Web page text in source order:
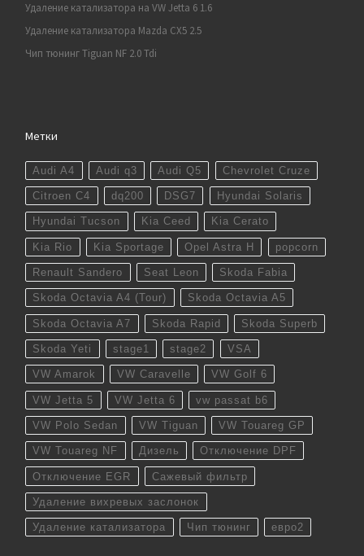
Удаление катализатора на VW Jetta 6 1.6
Удаление катализатора Mazda CX5 2.5
Чип тюнинг Tiguan NF 2.0 Tdi
Метки
Audi A4 Audi q3 Audi Q5 Chevrolet Cruze
Citroen C4 dq200 DSG7 Hyundai Solaris
Hyundai Tucson Kia Ceed Kia Cerato
Kia Rio Kia Sportage Opel Astra H popcorn
Renault Sandero Seat Leon Skoda Fabia
Skoda Octavia A4 (Tour) Skoda Octavia A5
Skoda Octavia A7 Skoda Rapid Skoda Superb
Skoda Yeti stage1 stage2 VSA
VW Amarok VW Caravelle VW Golf 6
VW Jetta 5 VW Jetta 6 vw passat b6
VW Polo Sedan VW Tiguan VW Touareg GP
VW Touareg NF Дизель Отключение DPF
Отключение EGR Сажевый фильтр
Удаление вихревых заслонок
Удаление катализатора Чип тюнинг евро2